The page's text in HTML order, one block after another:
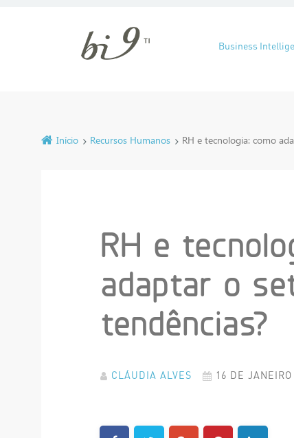
Pular para o
Business
Início Recursos Humanos RH e tecnologia: como
RH e
adaptar o
tendências?
CLÁUDIA ALVES 16 DE